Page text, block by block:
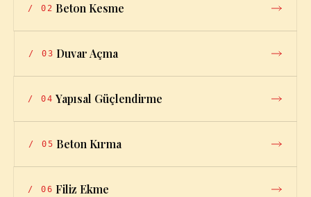
/ 02 Beton Kesme
/ 03 Duvar Açma
/ 04 Yapısal Güçlendirme
/ 05 Beton Kırma
/ 06 Filiz Ekme